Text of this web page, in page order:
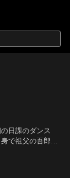
日課のダンス
で祖父の吾郎の
改ざんを命じら